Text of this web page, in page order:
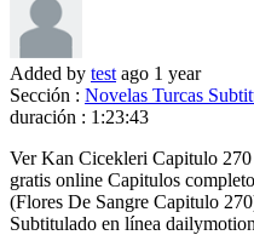
Added by test ago 1 year
Sección : Novelas Turcas
duración : 1:23:43
Ver Kan Cicekleri Capitulo
gratis online Capitulos
(Flores De Sangre Capitulo
Subtitulado en línea